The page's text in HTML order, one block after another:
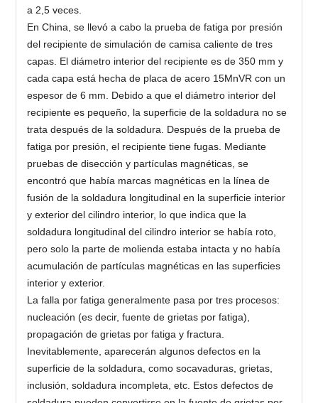
a 2,5 veces.
En China, se llevó a cabo la prueba de fatiga por presión
del recipiente de simulación de camisa caliente de tres
capas. El diámetro interior del recipiente es de 350 mm y
cada capa está hecha de placa de acero 15MnVR con un
espesor de 6 mm. Debido a que el diámetro interior del
recipiente es pequeño, la superficie de la soldadura no se
trata después de la soldadura. Después de la prueba de
fatiga por presión, el recipiente tiene fugas. Mediante
pruebas de disección y partículas magnéticas, se
encontró que había marcas magnéticas en la línea de
fusión de la soldadura longitudinal en la superficie interior
y exterior del cilindro interior, lo que indica que la
soldadura longitudinal del cilindro interior se había roto,
pero solo la parte de molienda estaba intacta y no había
acumulación de partículas magnéticas en las superficies
interior y exterior.
La falla por fatiga generalmente pasa por tres procesos:
nucleación (es decir, fuente de grietas por fatiga),
propagación de grietas por fatiga y fractura.
Inevitablemente, aparecerán algunos defectos en la
superficie de la soldadura, como socavaduras, grietas,
inclusión, soldadura incompleta, etc. Estos defectos de